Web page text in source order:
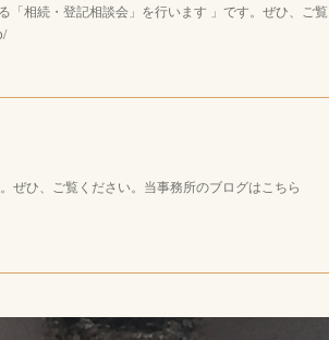
「相続・登記相談会」を行います 」です。ぜひ、ご覧
ぜひ、ご覧ください。当事務所のブログはこちら